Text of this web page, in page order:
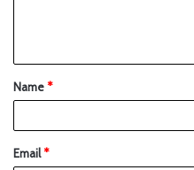
Name*
Email*